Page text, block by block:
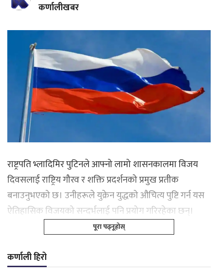
कर्णालीखबर
राष्ट्रपति भ्लादिमिर पुटिनले आफ्नो लामो शासनकालमा विजय
दिवसलाई राष्ट्रिय गौरव र शक्ति प्रदर्शनको प्रमुख प्रतीक
बनाउनुभएको छ। उनीहरूले युक्रेन युद्धको औचित्य पुष्टि गर्न यस
ऐतिहासिक विजयको सन्दर्भलाई पनि प्रयोग गरिरहेका छन्।
पूरा पढ्नूहोस्
कर्णाली हिरो